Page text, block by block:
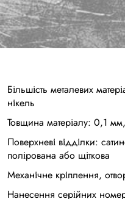
Більшість металевих
нікель
Товщина матеріалу: 0,1
Поверхневі відділки:
полірована або щіткова
Механічне кріплення,
Нанесення серійних